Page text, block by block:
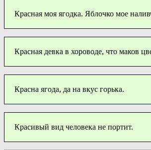
Красная моя ягодка. Яблочко мое
Красная девка в хороводе, что маков
Красна ягода, да на вкус горька.
Красивый вид человека не портит.